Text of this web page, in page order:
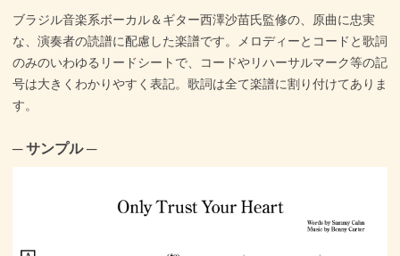
ブラジル音楽系ボーカル＆ギター西澤沙苗氏監修の、原曲に忠実
な、演奏者の読譜に配慮した楽譜です。メロディーとコードと歌詞
のみのいわゆるリードシートで、コードやリハーサルマーク等の記
号は大きくわかりやすく表記。歌詞は全て楽譜に割り付けてありま
す。
─ サンプル ─